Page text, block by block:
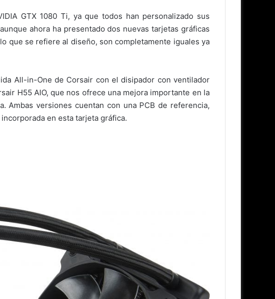
GTX 1080 Ti, ya que todos han personalizado sus
ahora ha presentado dos nuevas tarjetas gráficas
que se refiere al diseño, son completamente iguales ya
All-in-One de Corsair con el disipador con ventilador
H55 AIO, que nos ofrece una mejora importante en la
Ambas versiones cuentan con una PCB de referencia,
en esta tarjeta gráfica.